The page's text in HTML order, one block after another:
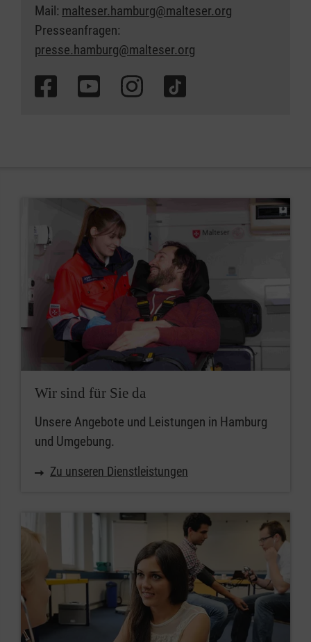
Mail: malteser.hamburg@malteser.org
Presseanfragen:
presse.hamburg@malteser.org
Wir sind für Sie da
Unsere Angebote und Leistungen in Hamburg
und Umgebung.
Zu unseren Dienstleistungen